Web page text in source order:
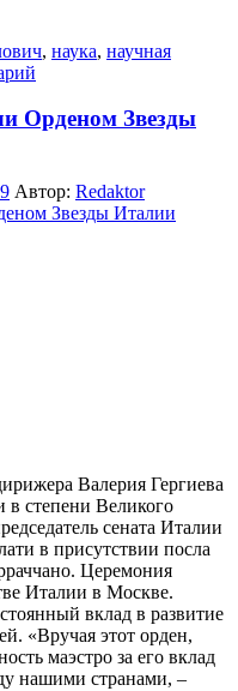
, наука, научная
Орденом Звезды
Автор: Redaktor
Валерия Гергиева
степени Великого
сената Италии
в присутствии посла
Церемония
Италии в Москве.
вклад в развитие
«Вручая этот орден,
маэстро за его вклад
нашими странами, –